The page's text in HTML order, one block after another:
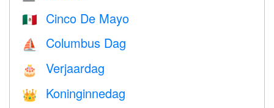
🇲🇽 Cinco De Mayo
⛵️ Columbus Dag
🎂 Verjaardag
👑 Koninginnedag